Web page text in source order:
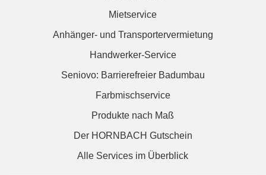
Mietservice
Anhänger- und Transportervermietung
Handwerker-Service
Seniovo: Barrierefreier Badumbau
Farbmischservice
Produkte nach Maß
Der HORNBACH Gutschein
Alle Services im Überblick